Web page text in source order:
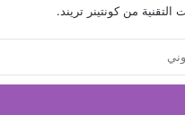
من كونتينر تريند.